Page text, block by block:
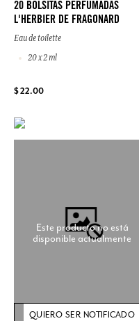
20 BOLSITAS PERFUMADAS
L'HERBIER DE FRAGONARD
Eau de toilette
20 x 2 ml
$ 22.00
Este producto no está
disponible actualmente
QUIERO SER NOTIFICADO